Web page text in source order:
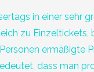
in einer sehr
zu Einzeltickets,
ermäßigte
dass man